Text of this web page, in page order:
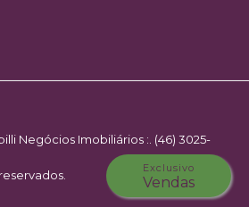
Negócios Imobiliários :. (46) 3025-
Exclusivo
Vendas